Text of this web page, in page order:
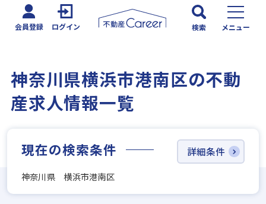
会員登録 ログイン 検索 メニュー
神奈川県横浜市港南区の不動
産求人情報一覧
現在の検索条件
神奈川県 横浜市港南区
詳細条件